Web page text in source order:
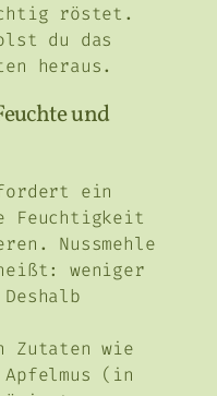
röstet.
du das
heraus.
und
ein
Feuchtigkeit
Nussmehle
weniger
Zutaten wie
(in